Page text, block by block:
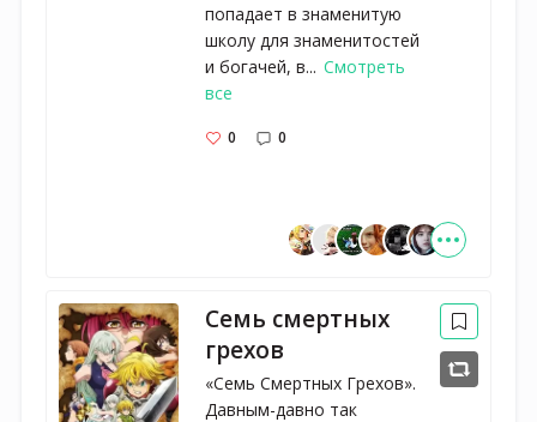
попадает в знаменитую
школу для знаменитостей
и богачей, в... Смотреть
все
0 0
Семь смертных
грехов
«Семь Смертных Грехов».
Давным-давно так